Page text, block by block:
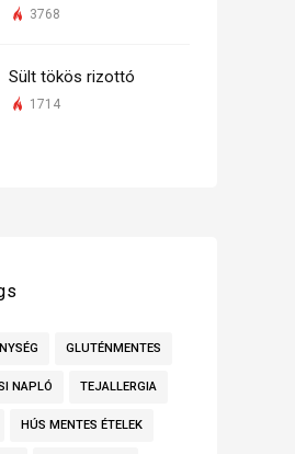
3768
Sült tökös rizottó
1714
GLUTÉNMENTES
NAPLÓ TEJALLERGIA
HÚS MENTES ÉTELEK